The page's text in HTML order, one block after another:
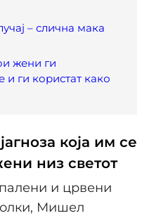
– слична мака
жени ги
ги користат како
која им се
низ светот
и црвени
Мишел